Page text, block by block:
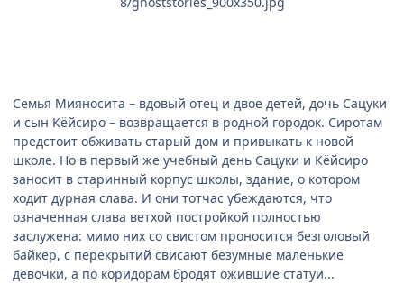
Семья Мияносита – вдовый отец и двое детей, дочь Сацуки
и сын Кёйсиро – возвращается в родной городок. Сиротам
предстоит обживать старый дом и привыкать к новой
школе. Но в первый же учебный день Сацуки и Кёйсиро
заносит в старинный корпус школы, здание, о котором
ходит дурная слава. И они тотчас убеждаются, что
означенная слава ветхой постройкой полностью
заслужена: мимо них со свистом проносится безголовый
байкер, с перекрытий свисают безумные маленькие
девочки, а по коридорам бродят ожившие статуи...